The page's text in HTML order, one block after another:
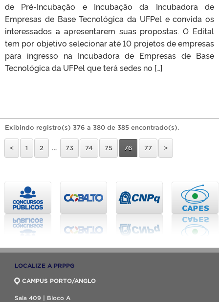
de Pré-Incubação e Incubação da Incubadora de
Empresas de Base Tecnológica da UFPel e convida os
interessados a apresentarem suas propostas. O Edital
tem por objetivo selecionar até 10 projetos de empresas
para ingresso na Incubadora de Empresas de Base
Tecnológica da UFPel que terá sedes no […]
Exibindo registro(s) 376 a 380 de 385 encontrado(s).
< 1 2 … 73 74 75 76 77 >
LOCALIZE A PRPPG
CAMPUS PORTO/ANGLO
Sala 409 | Bloco A